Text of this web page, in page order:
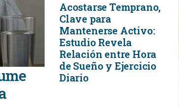
Acostarse Temprano,
Clave para
Mantenerse Activo:
Estudio Revela
Relación entre Hora
de Sueño y Ejercicio
Diario